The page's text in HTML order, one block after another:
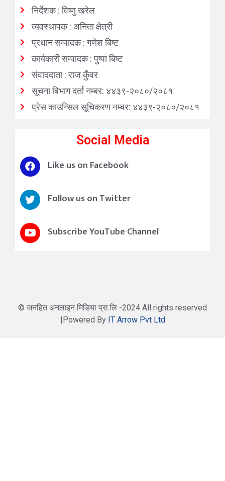
निर्देशक : विष्णु खरेल
व्यवस्थापक : अनिता क्षेत्री
प्रधान सम्पादक : गणेश बिष्ट
कार्यकारी सम्पादक : पुष्पा बिष्ट
संवाददाता : राज कुँवर
सूचना बिभाग दर्ता नम्बर: ४४३९-२०८०/२०८१
प्रेस काउन्सिल सूचिकरण नम्बर: ४४३९-२०८०/२०८१
Social Media
Like us on Facebook
Follow us on Twitter
Subscribe YouTube Channel
© जनहित अनलाइन मिडिया प्रा.लि -2024 All rights reserved
|Powered By IT Arrow Pvt Ltd